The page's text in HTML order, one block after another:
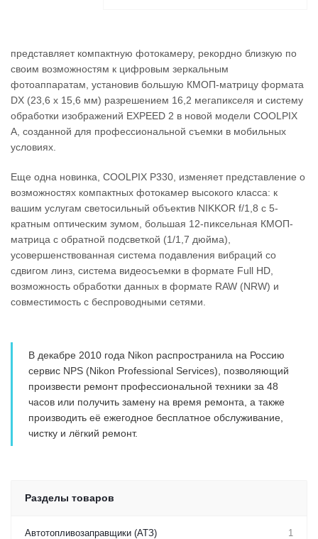
представляет компактную фотокамеру, рекордно близкую по
своим возможностям к цифровым зеркальным
фотоаппаратам, установив большую КМОП-матрицу формата
DX (23,6 х 15,6 мм) разрешением 16,2 мегапикселя и систему
обработки изображений EXPEED 2 в новой модели COOLPIX
A, созданной для профессиональной съемки в мобильных
условиях.
Еще одна новинка, COOLPIX P330, изменяет представление о
возможностях компактных фотокамер высокого класса: к
вашим услугам светосильный объектив NIKKOR f/1,8 с 5-
кратным оптическим зумом, большая 12-пиксельная КМОП-
матрица с обратной подсветкой (1/1,7 дюйма),
усовершенствованная система подавления вибраций со
сдвигом линз, система видеосъемки в формате Full HD,
возможность обработки данных в формате RAW (NRW) и
совместимость с беспроводными сетями.
В декабре 2010 года Nikon распространила на Россию
сервис NPS (Nikon Professional Services), позволяющий
произвести ремонт профессиональной техники за 48
часов или получить замену на время ремонта, а также
производить её ежегодное бесплатное обслуживание,
чистку и лёгкий ремонт.
Разделы товаров
Автотопливозаправщики (АТЗ)
1